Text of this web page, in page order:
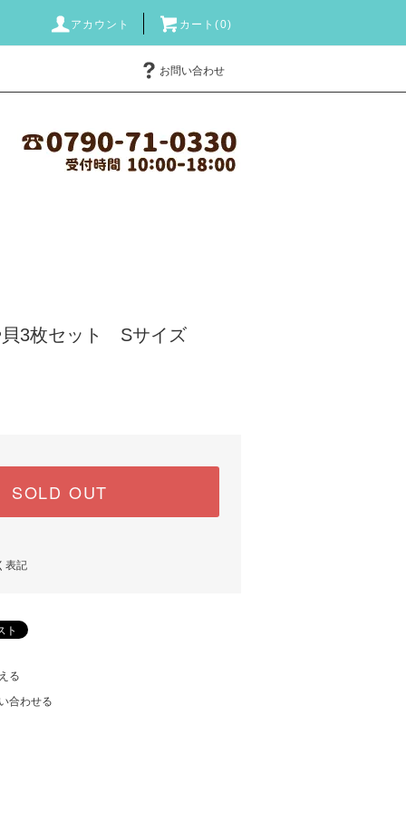
アカウント カート(0)
お問い合わせ
貝3枚セット Sサイズ
SOLD OUT
表記
る
合わせる